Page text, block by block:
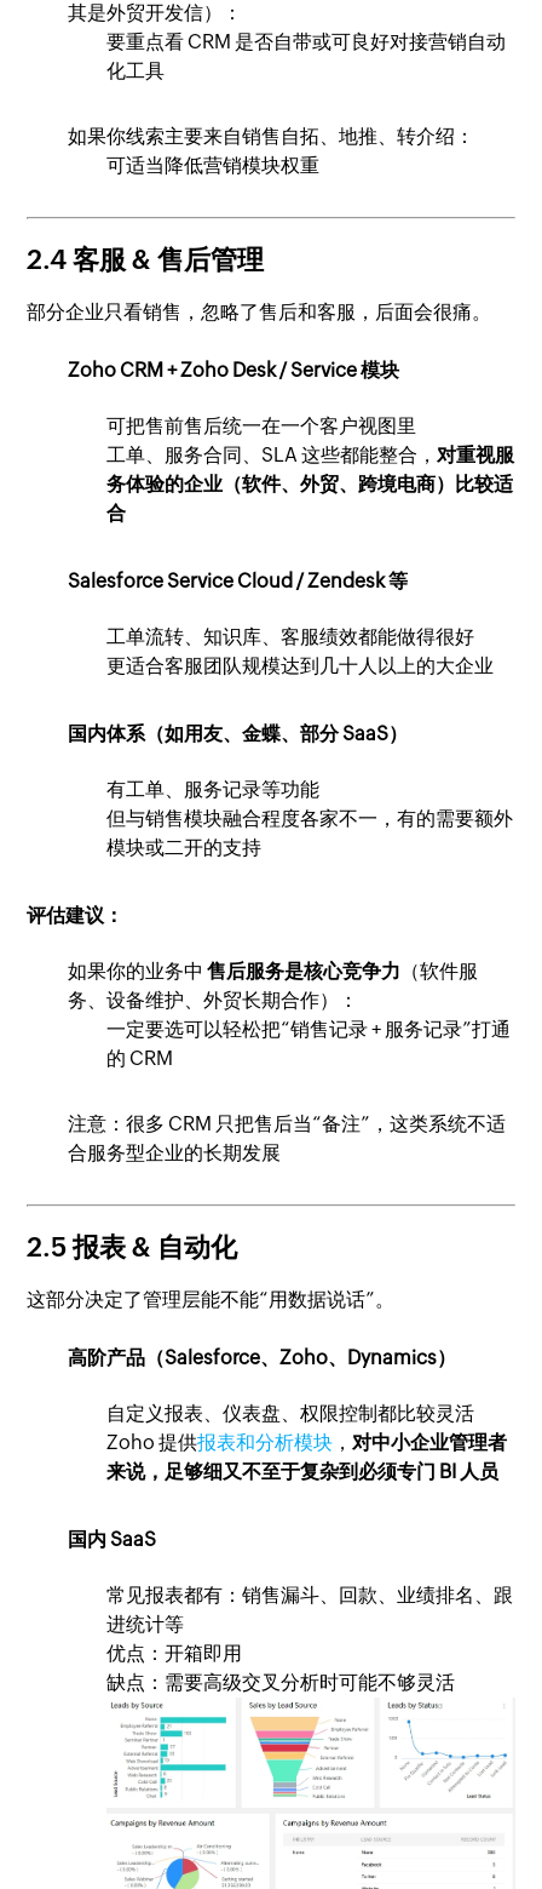
其是外贸开发信）：
要重点看 CRM 是否自带或可良好对接营销自动
化工具
如果你线索主要来自销售自拓、地推、转介绍：
可适当降低营销模块权重
2.4 客服 & 售后管理
部分企业只看销售，忽略了售后和客服，后面会很痛。
Zoho CRM + Zoho Desk / Service 模块
可把售前售后统一在一个客户视图里
工单、服务合同、SLA 这些都能整合，对重视服
务体验的企业（软件、外贸、跨境电商）比较适
合
Salesforce Service Cloud / Zendesk 等
工单流转、知识库、客服绩效都能做得很好
更适合客服团队规模达到几十人以上的大企业
国内体系（如用友、金蝶、部分 SaaS）
有工单、服务记录等功能
但与销售模块融合程度各家不一，有的需要额外
模块或二开的支持
评估建议：
如果你的业务中售后服务是核心竞争力 （软件服
务、设备维护、外贸长期合作）：
一定要选可以轻松把“销售记录 + 服务记录”打通
的 CRM
注意：很多 CRM 只把售后当“备注”，这类系统不适
合服务型企业的长期发展
2.5 报表 & 自动化
这部分决定了管理层能不能“用数据说话”。
高阶产品（Salesforce、Zoho、Dynamics）
自定义报表、仪表盘、权限控制都比较灵活
Zoho 提供报表和分析模块 ，对中小企业管理者
来说，足够细又不至于复杂到必须专门 BI 人员
国内 SaaS
常见报表都有：销售漏斗、回款、业绩排名、跟
进统计等
优点：开箱即用
缺点：需要高级交叉分析时可能不够灵活